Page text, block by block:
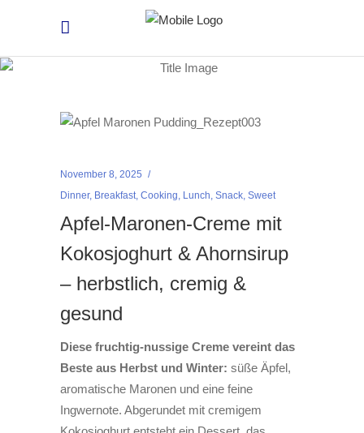
November 8, 2025
Dinner, Breakfast, Cooking, Lunch, Snack, Sweet
Apfel-Maronen-Creme mit
Kokosjoghurt & Ahornsirup
– herbstlich, cremig &
gesund
Diese fruchtig-nussige Creme vereint das
Beste aus Herbst und Winter: süße Äpfel,
aromatische Maronen und eine feine
Ingwernote. Abgerundet mit cremigem